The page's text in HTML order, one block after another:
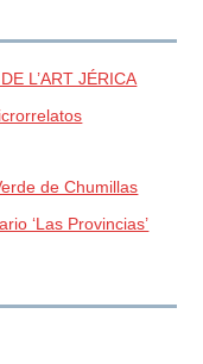
L’ART JÉRICA
de Chumillas
‘Las Provincias’